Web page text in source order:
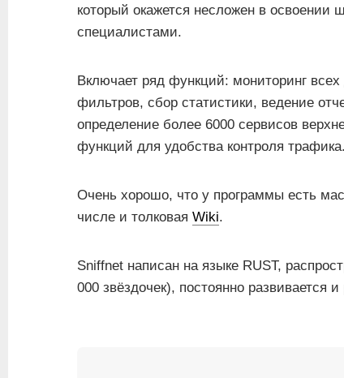
который окажется несложен в освоении
специалистами.
Включает ряд функций: мониторинг
фильтров, сбор статистики, ведение
определение более 6000 сервисов
функций для удобства контроля трафика.
Очень хорошо, что у программы есть
числе и толковая Wiki.
Sniffnet написан на языке RUST,
000 звёздочек), постоянно развивается